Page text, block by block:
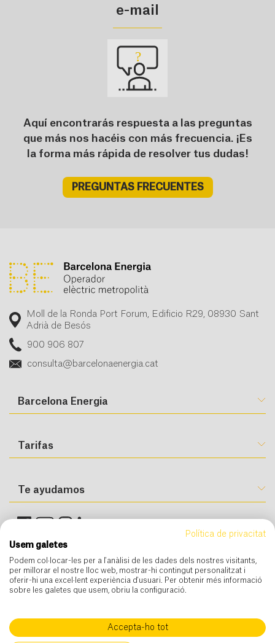
e-mail
Aquí encontrarás respuesta a las preguntas
que más nos hacéis con más frecuencia. ¡Es
la forma más rápida de resolver tus dudas!
PREGUNTAS FRECUENTES
Moll de la Ronda Port Forum, Edificio R29, 08930 Sant
Adrià de Besós
900 906 807
consulta@barcelonaenergia.cat
Barcelona Energia
Tarifas
Te ayudamos
Política de privacitat
Usem galetes
Podem col·locar-les per a l'anàlisi de les dades dels nostres visitants,
per millorar el nostre lloc web, mostrar-hi contingut personalitzat i
oferir-hi una excel·lent experiència d'usuari. Per obtenir més informació
sobre les galetes que usem, obriu la configuració.
Accepta-ho tot